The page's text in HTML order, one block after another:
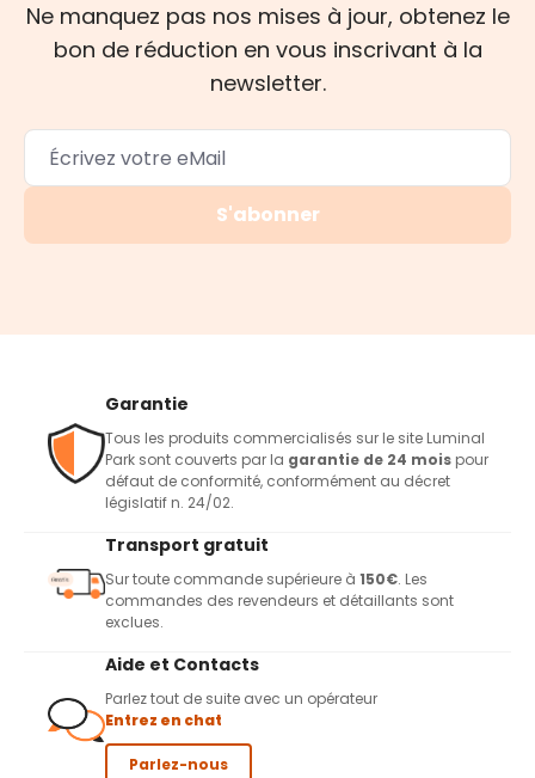
Ne manquez pas nos mises à jour, obtenez le
bon de réduction en vous inscrivant à la
newsletter.
S'abonner
Garantie
Tous les produits commercialisés sur le site Luminal
Park sont couverts par la garantie de 24 mois pour
défaut de conformité, conformément au décret
législatif n. 24/02.
Transport gratuit
Sur toute commande supérieure à 150€. Les
commandes des revendeurs et détaillants sont
exclues.
Aide et Contacts
Parlez tout de suite avec un opérateur
Entrez en chat
Parlez-nous